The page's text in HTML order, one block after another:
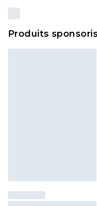
n'affecte pas vos
politique de retour.
Produits